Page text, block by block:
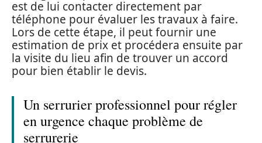
est de lui contacter directement par
téléphone pour évaluer les travaux à faire.
Lors de cette étape, il peut fournir une
estimation de prix et procédera ensuite par
la visite du lieu afin de trouver un accord
pour bien établir le devis.
Un serrurier professionnel pour régler
en urgence chaque problème de
serrurerie